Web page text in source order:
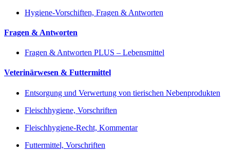
Hygiene-Vorschiften, Fragen & Antworten
Fragen & Antworten
Fragen & Antworten PLUS – Lebensmittel
Veterinärwesen & Futtermittel
Entsorgung und Verwertung von tierischen Nebenprodukten
Fleischhygiene, Vorschriften
Fleischhygiene-Recht, Kommentar
Futtermittel, Vorschriften